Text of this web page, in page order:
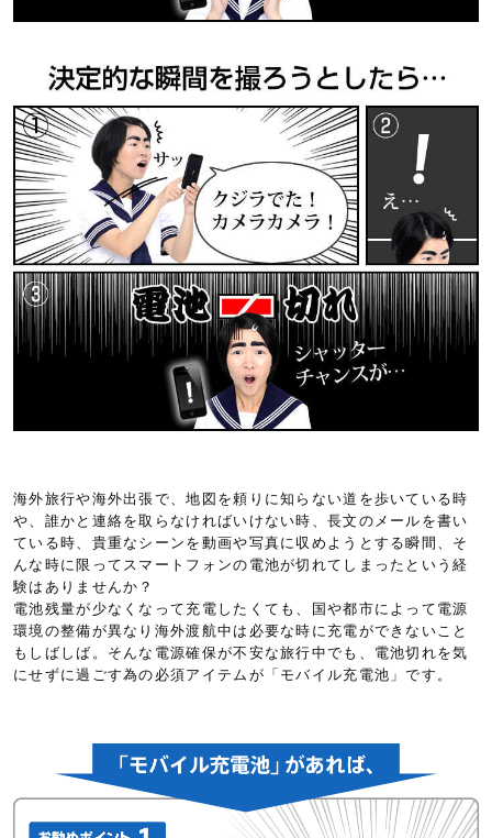
海外旅行や海外出張で、地図を頼りに知らない道を歩いている時
や、誰かと連絡を取らなければいけない時、長文のメールを書い
ている時、貴重なシーンを動画や写真に収めようとする瞬間、そ
んな時に限ってスマートフォンの電池が切れてしまったという経
験はありませんか？
電池残量が少なくなって充電したくても、国や都市によって電源
環境の整備が異なり海外渡航中は必要な時に充電ができないこと
もしばしば。そんな電源確保が不安な旅行中でも、電池切れを気
にせずに過ごす為の必須アイテムが「モバイル充電池」です。